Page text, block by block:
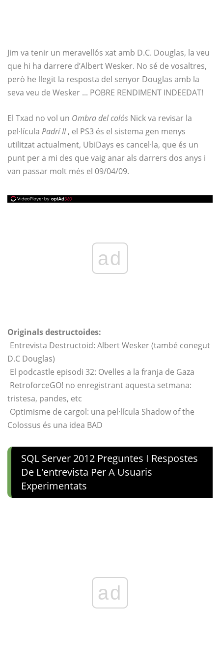
Jim va tenir un meravellós xat amb D.C. Douglas, la veu
que hi ha darrere d’Albert Wesker. No sé de vosaltres,
però he llegit la resposta del senyor Douglas amb la
seva veu de Wesker ... POBRE RENDIMENT INDEEDAT!
El Txad no vol un Ombra del colós Nick va revisar la
pel·lícula Padrí II, el PS3 és el sistema gen menys
utilitzat actualment, UbiDays es cancel·la, que és un
punt per a mi des que vaig anar als darrers dos anys i
van passar molt més el 09/04/09.
ad
Originals destructoides:
Entrevista Destructoid: Albert Wesker (també conegut
D.C Douglas)
El podcastle episodi 32: Ovelles a la franja de Gaza
RetroforceGO! no enregistrant aquesta setmana:
tristesa, pandes, etc
Optimisme de cargol: una pel·lícula Shadow of the
Colossus és una idea BAD
SQL Server 2012 Preguntes I Respostes
De L'entrevista Per A Usuaris
Experimentats
ad